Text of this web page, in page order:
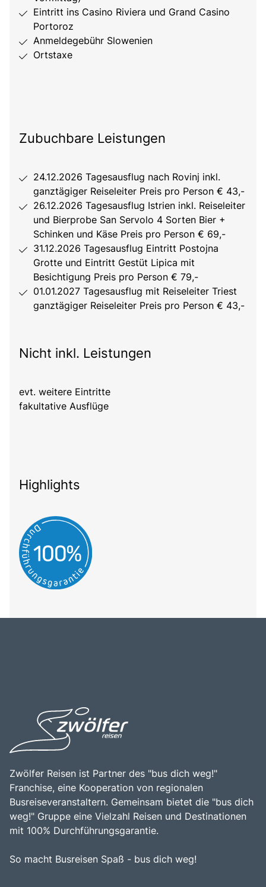
Eintritt ins Casino Riviera und Grand Casino
Portoroz
Anmeldegebühr Slowenien
Ortstaxe
Zubuchbare Leistungen
24.12.2026 Tagesausflug nach Rovinj inkl.
ganztägiger Reiseleiter Preis pro Person € 43,-
26.12.2026 Tagesausflug Istrien inkl. Reiseleiter
und Bierprobe San Servolo 4 Sorten Bier +
Schinken und Käse Preis pro Person € 69,-
31.12.2026 Tagesausflug Eintritt Postojna
Grotte und Eintritt Gestüt Lipica mit
Besichtigung Preis pro Person € 79,-
01.01.2027 Tagesausflug mit Reiseleiter Triest
ganztägiger Reiseleiter Preis pro Person € 43,-
Nicht inkl. Leistungen
evt. weitere Eintritte
fakultative Ausflüge
Highlights
Zwölfer Reisen ist Partner des "bus dich weg!"
Franchise, eine Kooperation von regionalen
Busreiseveranstaltern. Gemeinsam bietet die "bus dich
weg!" Gruppe eine Vielzahl Reisen und Destinationen
mit 100% Durchführungsgarantie.
So macht Busreisen Spaß - bus dich weg!